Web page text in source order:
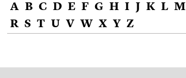
A B C D E F G H I J K L M
R S T U V W X Y Z